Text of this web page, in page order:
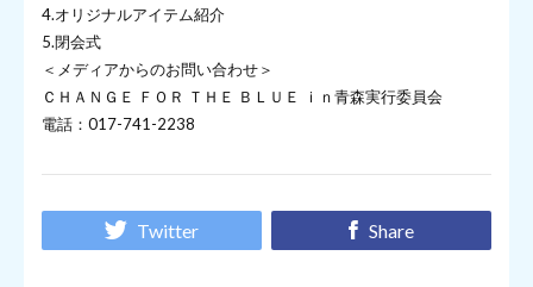
4.オリジナルアイテム紹介
5.閉会式
＜メディアからのお問い合わせ＞
ＣＨＡＮＧＥ ＦＯＲ ＴＨＥ ＢＬＵＥ ｉｎ青森実行委員会
電話：017-741-2238
Twitter Share